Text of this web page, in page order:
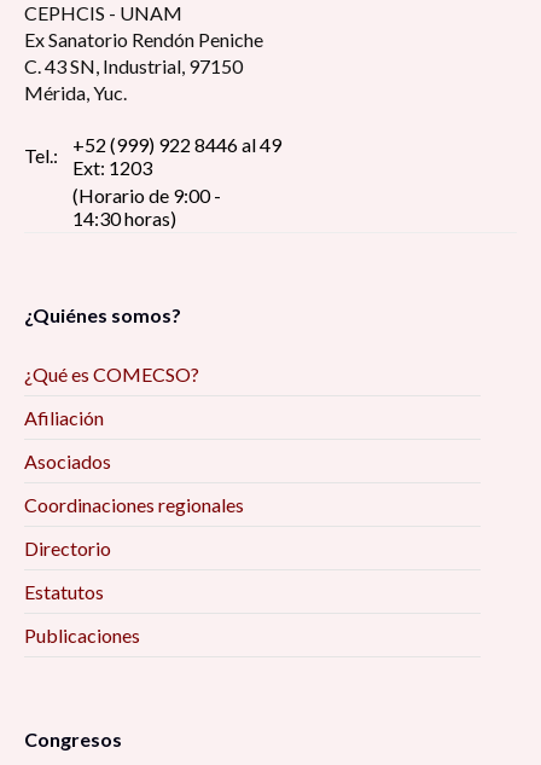
CEPHCIS - UNAM
Ex Sanatorio Rendón Peniche
C. 43 SN, Industrial, 97150
Mérida, Yuc.
Tel.:
+52 (999) 922 8446 al 49
Ext: 1203
(Horario de 9:00 -
14:30 horas)
¿Quiénes somos?
¿Qué es COMECSO?
Afiliación
Asociados
Coordinaciones regionales
Directorio
Estatutos
Publicaciones
Congresos